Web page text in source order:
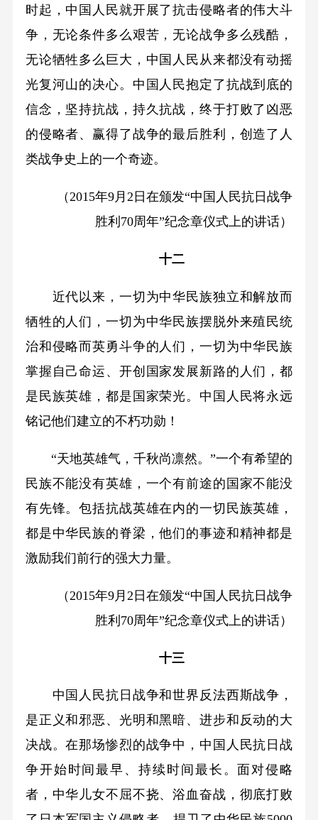
时起，中国人民就开展了抗击侵略者的伟大斗
争，无论条件多么艰苦，无论战争多么残酷，
无论牺牲多么巨大，中国人民从来都没有动摇
光复河山的决心。中国人民抱定了抗战到底的
信念，坚持抗战，持久抗战，终于打败了凶恶
的侵略者、赢得了战争的最后胜利，创造了人
类战争史上的一个奇迹。
（2015年9月2日在颁发“中国人民抗日战争
胜利70周年”纪念章仪式上的讲话）
十二
近代以来，一切为中华民族独立和解放而
牺牲的人们，一切为中华民族摆脱外来殖民统
治和侵略而英勇斗争的人们，一切为中华民族
掌握自己命运、开创国家发展新路的人们，都
是民族英雄，都是国家荣光。中国人民将永远
铭记他们建立的不朽功勋！
“天地英雄气，千秋尚凛然。”一个有希望的
民族不能没有英雄，一个有前途的国家不能没
有先锋。包括抗战英雄在内的一切民族英雄，
都是中华民族的脊梁，他们的事迹和精神都是
激励我们前行的强大力量。
（2015年9月2日在颁发“中国人民抗日战争
胜利70周年”纪念章仪式上的讲话）
十三
中国人民抗日战争和世界反法西斯战争，
是正义和邪恶、光明和黑暗、进步和反动的大
决战。在那场惨烈的战争中，中国人民抗日战
争开始时间最早、持续时间最长。面对侵略
者，中华儿女不屈不挠、浴血奋战，彻底打败